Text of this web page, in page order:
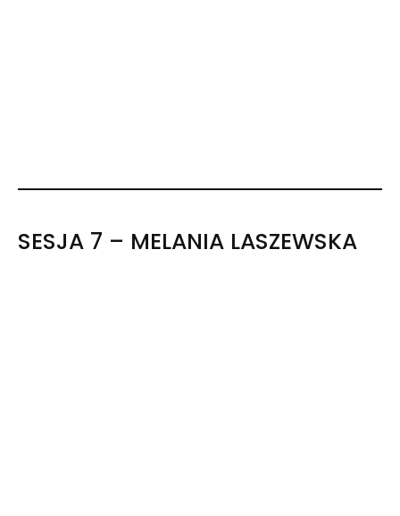
SESJA 7 – MELANIA LASZEWSKA